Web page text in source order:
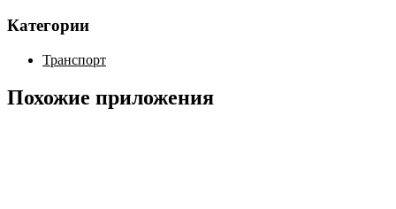
Категории
Транспорт
Похожие приложения